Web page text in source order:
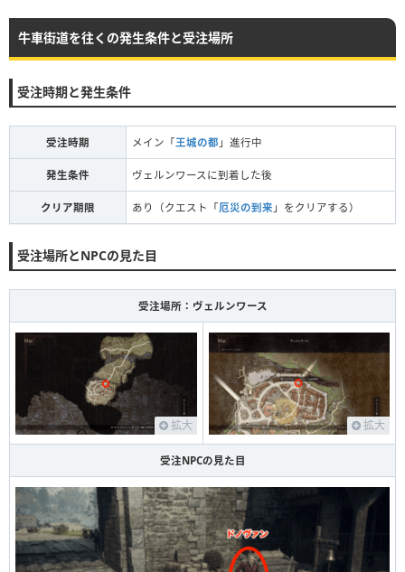
牛車街道を往くの発生条件と受注場所
受注時期と発生条件
受注時期 メイン「王城の都 」進行中
発生条件 ヴェルンワースに到着した後
クリア期限 あり（クエスト「厄災の到来 」をクリアする）
受注場所とNPCの見た目
受注場所：ヴェルンワース
拡大 拡大
受注NPCの見た目